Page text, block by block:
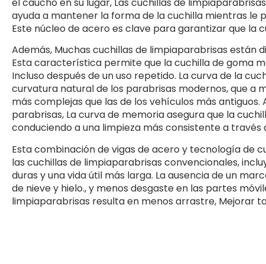
ayuda a mantener la forma de la cuchilla mientras le
Este núcleo de acero es clave para garantizar que
Además, Muchas cuchillas de limpiaparabrisas están
Esta característica permite que la cuchilla de goma
Incluso después de un uso repetido. La curva de la
curvatura natural de los parabrisas modernos, que a
más complejas que las de los vehículos más
parabrisas, La curva de memoria asegura que la
conduciendo a una limpieza más consistente a través
Esta combinación de vigas de acero y tecnología de
las cuchillas de limpiaparabrisas convencionales,
duras y una vida útil más larga. La ausencia de un
de nieve y hielo., y menos desgaste en las partes
limpiaparabrisas resulta en menos arrastre, Mejorar